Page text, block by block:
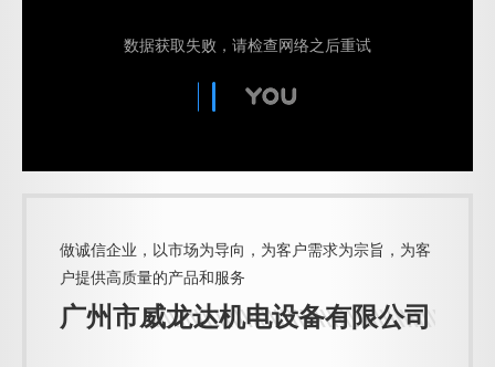
做诚信企业，以市场为导向，为客户需求为宗旨，为客
户提供高质量的产品和服务
广州市威龙达机电设备有限公司